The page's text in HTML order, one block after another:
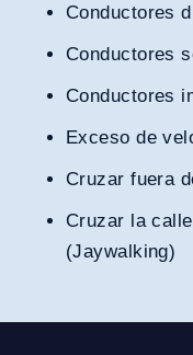
Conductores
Conductores
Conductores
Exceso de
Cruzar fuera
Cruzar la calle de forma imprudente
(Jaywalking)